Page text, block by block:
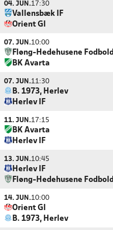
04. JUN.17:30
Vallensbæk IF
Orient GI
07. JUN.10:00
Fløng-Hedehusene Fodbold
BK Avarta
07. JUN.11:30
B. 1973, Herlev
Herlev IF
11. JUN.17:15
BK Avarta
Herlev IF
13. JUN.10:45
Herlev IF
Fløng-Hedehusene Fodbold
14. JUN.10:00
Orient GI
B. 1973, Herlev